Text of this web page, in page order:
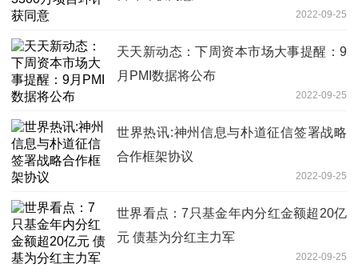
2022-09-25
天天新动态：下周资本市场大事提醒：9
月PMI数据将公布
2022-09-25
世界热讯:神州信息与朴道征信签署战略
合作框架协议
2022-09-25
世界看点：7只基金年内分红金额超20亿
元 债基为分红主力军
2022-09-25